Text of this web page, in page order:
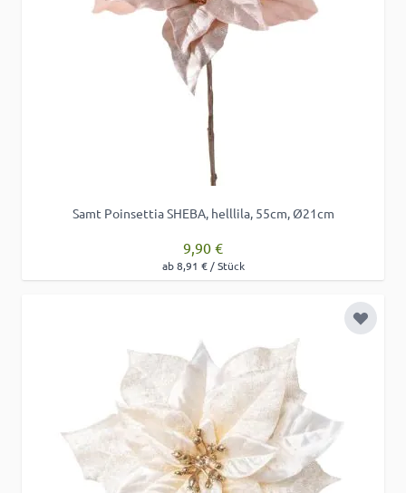
Samt Poinsettia SHEBA, helllila, 55cm, Ø21cm
9,90 €
ab 8,91 € / Stück
Zur